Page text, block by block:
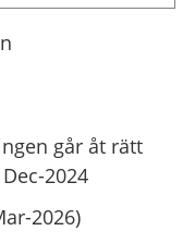
går åt rätt
2024
2026)